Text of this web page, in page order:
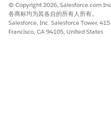
© Copyright 2026, Salesforce.com
各商标均为其各自的所有人所有。
Salesforce, Inc. Salesforce Tower,
Francisco, CA 94105, United States